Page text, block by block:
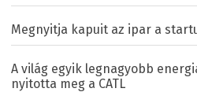
Megnyitja kapuit az ipar a
A világ egyik legnagyobb
nyitotta meg a CATL